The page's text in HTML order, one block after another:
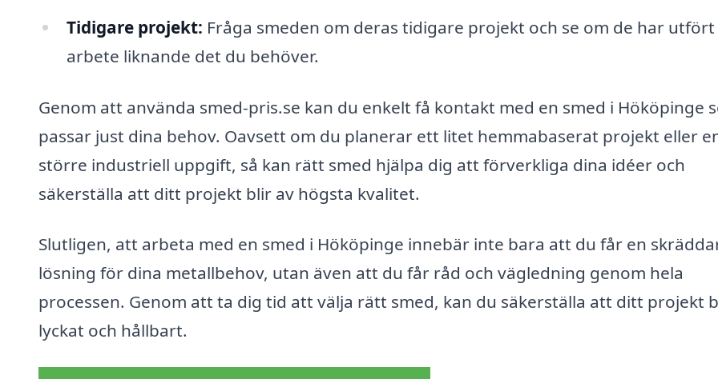
Tidigare projekt: Fråga smeden om deras tidigare projekt och se om de har utfört
arbete liknande det du behöver.
Genom att använda smed-pris.se kan du enkelt få kontakt med en smed i Hököpinge
passar just dina behov. Oavsett om du planerar ett litet hemmabaserat projekt eller
större industriell uppgift, så kan rätt smed hjälpa dig att förverkliga dina idéer och
säkerställa att ditt projekt blir av högsta kvalitet.
Slutligen, att arbeta med en smed i Hököpinge innebär inte bara att du får en
lösning för dina metallbehov, utan även att du får råd och vägledning genom hela
processen. Genom att ta dig tid att välja rätt smed, kan du säkerställa att ditt projekt
lyckat och hållbart.